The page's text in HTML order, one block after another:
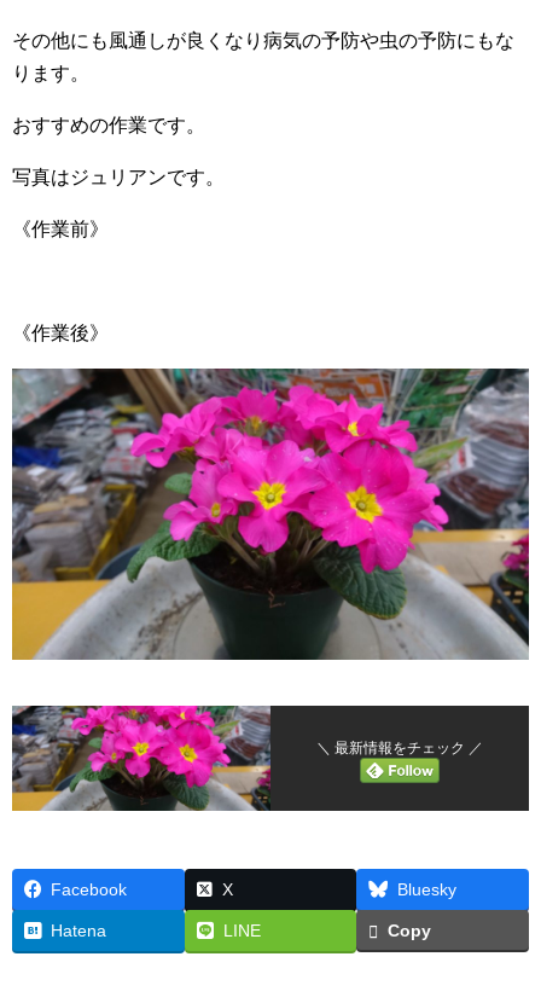
その他にも風通しが良くなり病気の予防や虫の予防にもな
ります。
おすすめの作業です。
写真はジュリアンです。
《作業前》
《作業後》
＼ 最新情報をチェック ／
Facebook X Bluesky
Hatena LINE Copy